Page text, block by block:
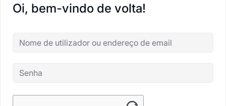
Oi, bem-vindo de volta!